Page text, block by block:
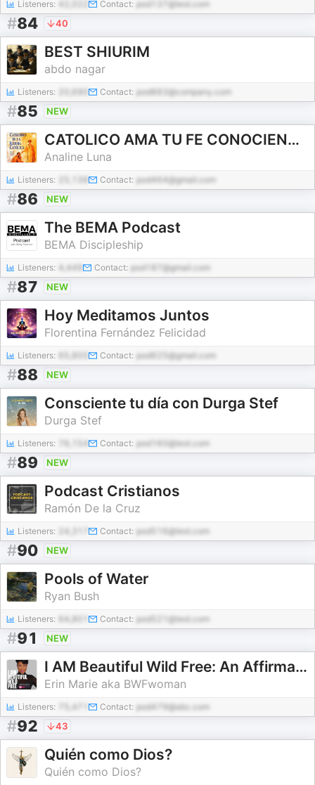
Listeners: Contact: pod137@test.com
#84 40
BEST SHIURIM
abdo nagar
Listeners: Contact: pod883@company.com
#85 NEW
CATOLICO AMA TU FE CONOCIENDOLA
Analine Luna
Listeners: Contact: pod464@gmail.com
#86 NEW
The BEMA Podcast
BEMA Discipleship
Listeners: 4,449 Contact: pod187@gmail.com
#87 NEW
Hoy Meditamos Juntos
Florentina Fernández Felicidad
Listeners: Contact: pod625@gmail.com
#88 NEW
Consciente tu día con Durga Stef
Durga Stef
Listeners: 76,154 Contact: pod160@test.com
#89 NEW
Podcast Cristianos
Ramón De la Cruz
Listeners: Contact: pod516@test.com
#90 NEW
Pools of Water
Ryan Bush
Listeners: 64,801 Contact: pod521@test.com
#91 NEW
I AM Beautiful Wild Free: An Affirmations Podcast
Erin Marie aka BWFwoman
Listeners: 75,471 Contact: pod479@abc.com
#92 43
Quién como Dios?
Quién como Dios?